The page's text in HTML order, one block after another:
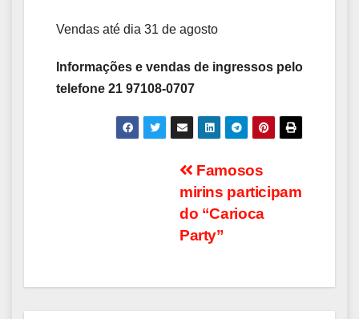
Vendas até dia 31 de agosto
Informações e vendas de ingressos pelo
telefone 21 97108-0707
Navegação Famosos
mirins participam
do “Carioca
Party”